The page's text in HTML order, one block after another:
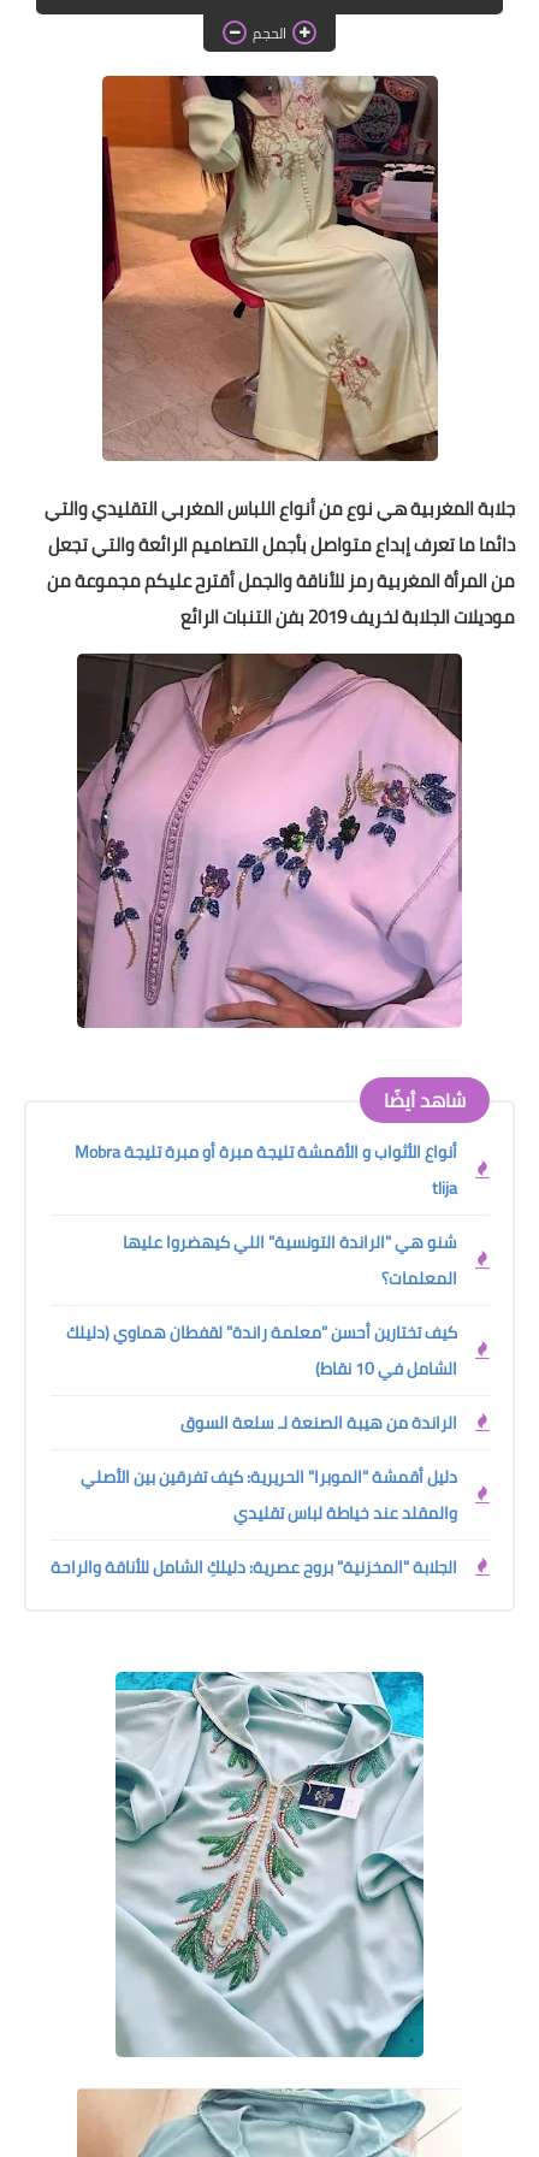
دروس الراندة للمبتدئات
اللباس التقليدي
الحجم
جلابة المغربية هي نوع من أنواع اللباس المغربي التقليدي والتي
دائما ما تعرف إبداع متواصل بأجمل التصاميم الرائعة والتي تجعل
من المرأة المغربية رمز للأناقة والجمل أقترح عليكم مجموعة من
موديلات الجلابة لخريف 2019 بفن التنبات الرائع
شاهد أيضًا
أنواع الأثواب و الأقمشة تليجة مبرة أو مبرة تليجة Mobra
tlija
شنو هي "الراندة التونسية" اللي كيهضروا عليها
المعلمات؟
كيف تختارين أحسن "معلمة راندة" لقفطان هماوي (دليلك
الشامل في 10 نقاط)
الراندة من هيبة الصنعة لـ سلعة السوق
دليل أقمشة "الموبرا" الحريرية: كيف تفرقين بين الأصلي
والمقلد عند خياطة لباس تقليدي
الجلابة "المخزنية" بروح عصرية: دليلكِ الشامل للأناقة والراحة